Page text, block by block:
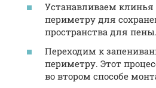
Устанавливаем
периметру для
пространства для пены.
Переходим к
периметру. Этот
во втором способе